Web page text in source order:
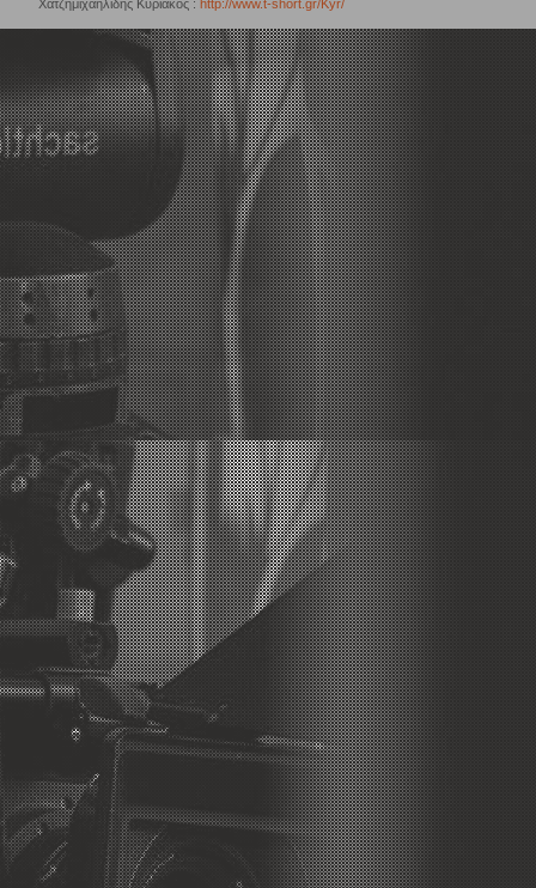
Χατζημιχαηλίδης Κυριάκος : http://www.t-short.gr/Kyr/